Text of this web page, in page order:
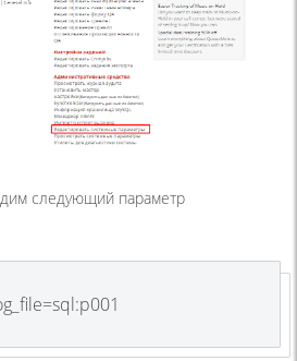
следующий параметр